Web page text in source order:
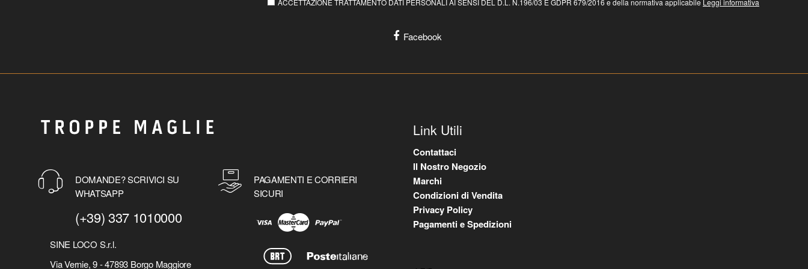
ACCETTAZIONE TRATTAMENTO DATI PERSONALI AI SENSI DEL D.L. N.196/03 E GDPR 679/2016 e della normativa applicabile Leggi informativa
Facebook
DOMANDE? SCRIVICI SU
WHATSAPP
(+39) 337 1010000
SINE LOCO S.r.l.
Via Vernie, 9 - 47893 Borgo Maggiore
PAGAMENTI E CORRIERI
SICURI
Link Utili
Contattaci
Il Nostro Negozio
Marchi
Condizioni di Vendita
Privacy Policy
Pagamenti e Spedizioni